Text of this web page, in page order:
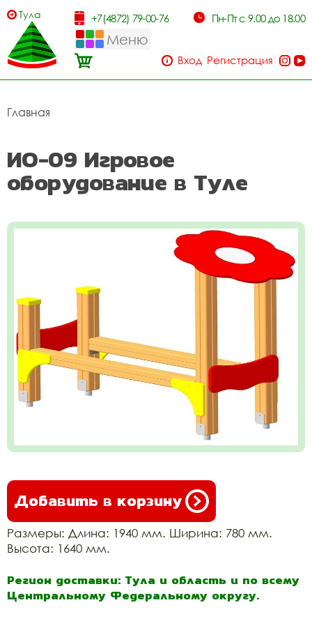
Тула +7(4872) 79-00-76 Пн-Пт с 9.00 до 18.00
Меню
Вход Регистрация
Главная
ИО-09 Игровое
оборудование в Туле
Добавить в корзину
Размеры: Длина: 1940 мм. Ширина: 780 мм.
Высота: 1640 мм.
Регион доставки: Тула и область и по всему
Центральному Федеральному округу.